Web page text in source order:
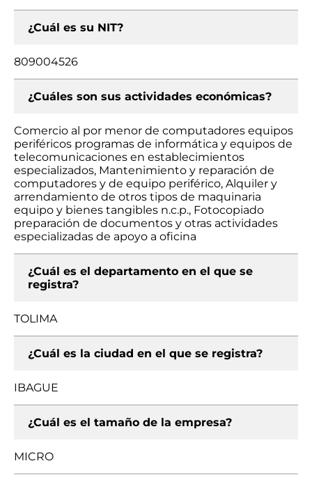
¿Cuál es su NIT?
809004526
¿Cuáles son sus actividades económicas?
Comercio al por menor de computadores equipos
periféricos programas de informática y equipos de
telecomunicaciones en establecimientos
especializados, Mantenimiento y reparación de
computadores y de equipo periférico, Alquiler y
arrendamiento de otros tipos de maquinaria
equipo y bienes tangibles n.c.p., Fotocopiado
preparación de documentos y otras actividades
especializadas de apoyo a oficina
¿Cuál es el departamento en el que se
registra?
TOLIMA
¿Cuál es la ciudad en el que se registra?
IBAGUE
¿Cuál es el tamaño de la empresa?
MICRO